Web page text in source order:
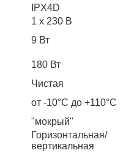
IPX4D
1 х 230 В
9 Вт
180 Вт
Чистая
от -10°C до +110°C
"мокрый"
Горизонтальная/
вертикальная